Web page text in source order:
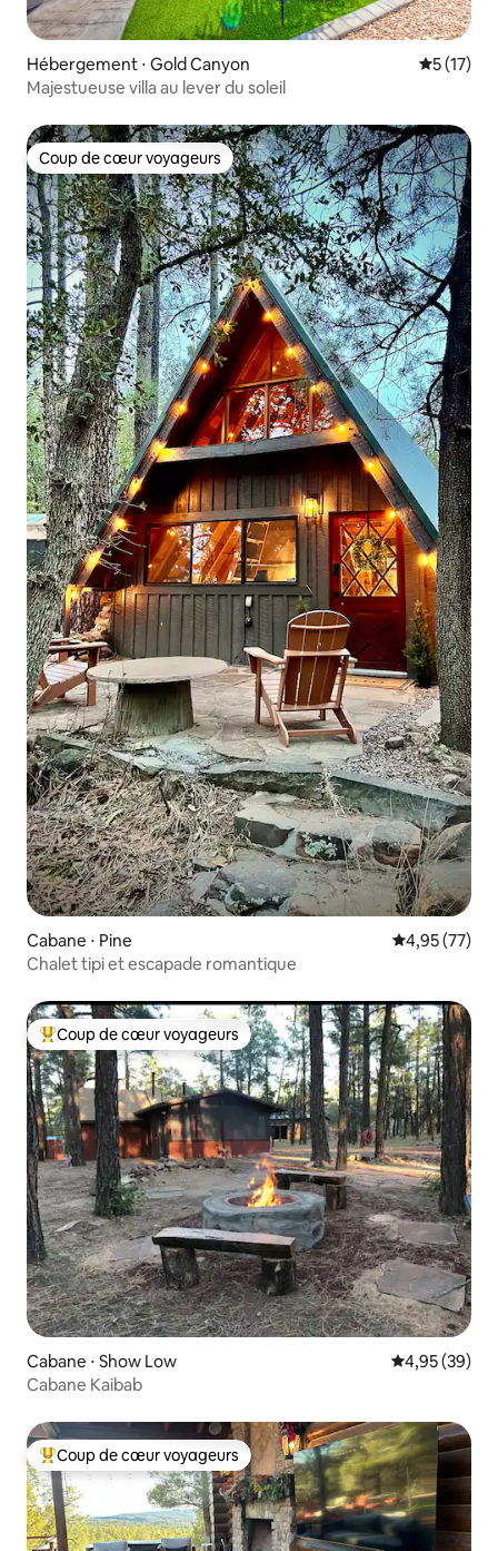
Hébergement ⋅ Gold Canyon
5 (17)
Majestueuse villa au lever du soleil
Coup de cœur voyageurs
Coup de cœur voyageurs
Cabane ⋅ Pine Évaluation
4,95 (77)
Chalet tipi et escapade romantique
Coups de cœur voyageurs les plus appréciés
Coup de cœur voyageurs
Cabane ⋅ Show Low Évaluation
4,95 (39)
Cabane Kaibab
Coups de cœur voyageurs les plus appréciés
Coup de cœur voyageurs